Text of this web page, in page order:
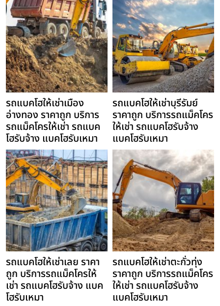
รถแบคโฮให้เช่าเมือง
อ่างทอง ราคาถูก บริการ
รถแม็คโครให้เช่า รถแบค
โฮรับจ้าง แบคโฮรับเหมา
รถแบคโฮให้เช่าบุรีรัมย์
ราคาถูก บริการรถแม็คโคร
ให้เช่า รถแบคโฮรับจ้าง
แบคโฮรับเหมา
รถแบคโฮให้เช่าเลย ราคา
ถูก บริการรถแม็คโครให้
เช่า รถแบคโฮรับจ้าง แบค
โฮรับเหมา
รถแบคโฮให้เช่าตะกั่วทุ่ง
ราคาถูก บริการรถแม็คโคร
ให้เช่า รถแบคโฮรับจ้าง
แบคโฮรับเหมา